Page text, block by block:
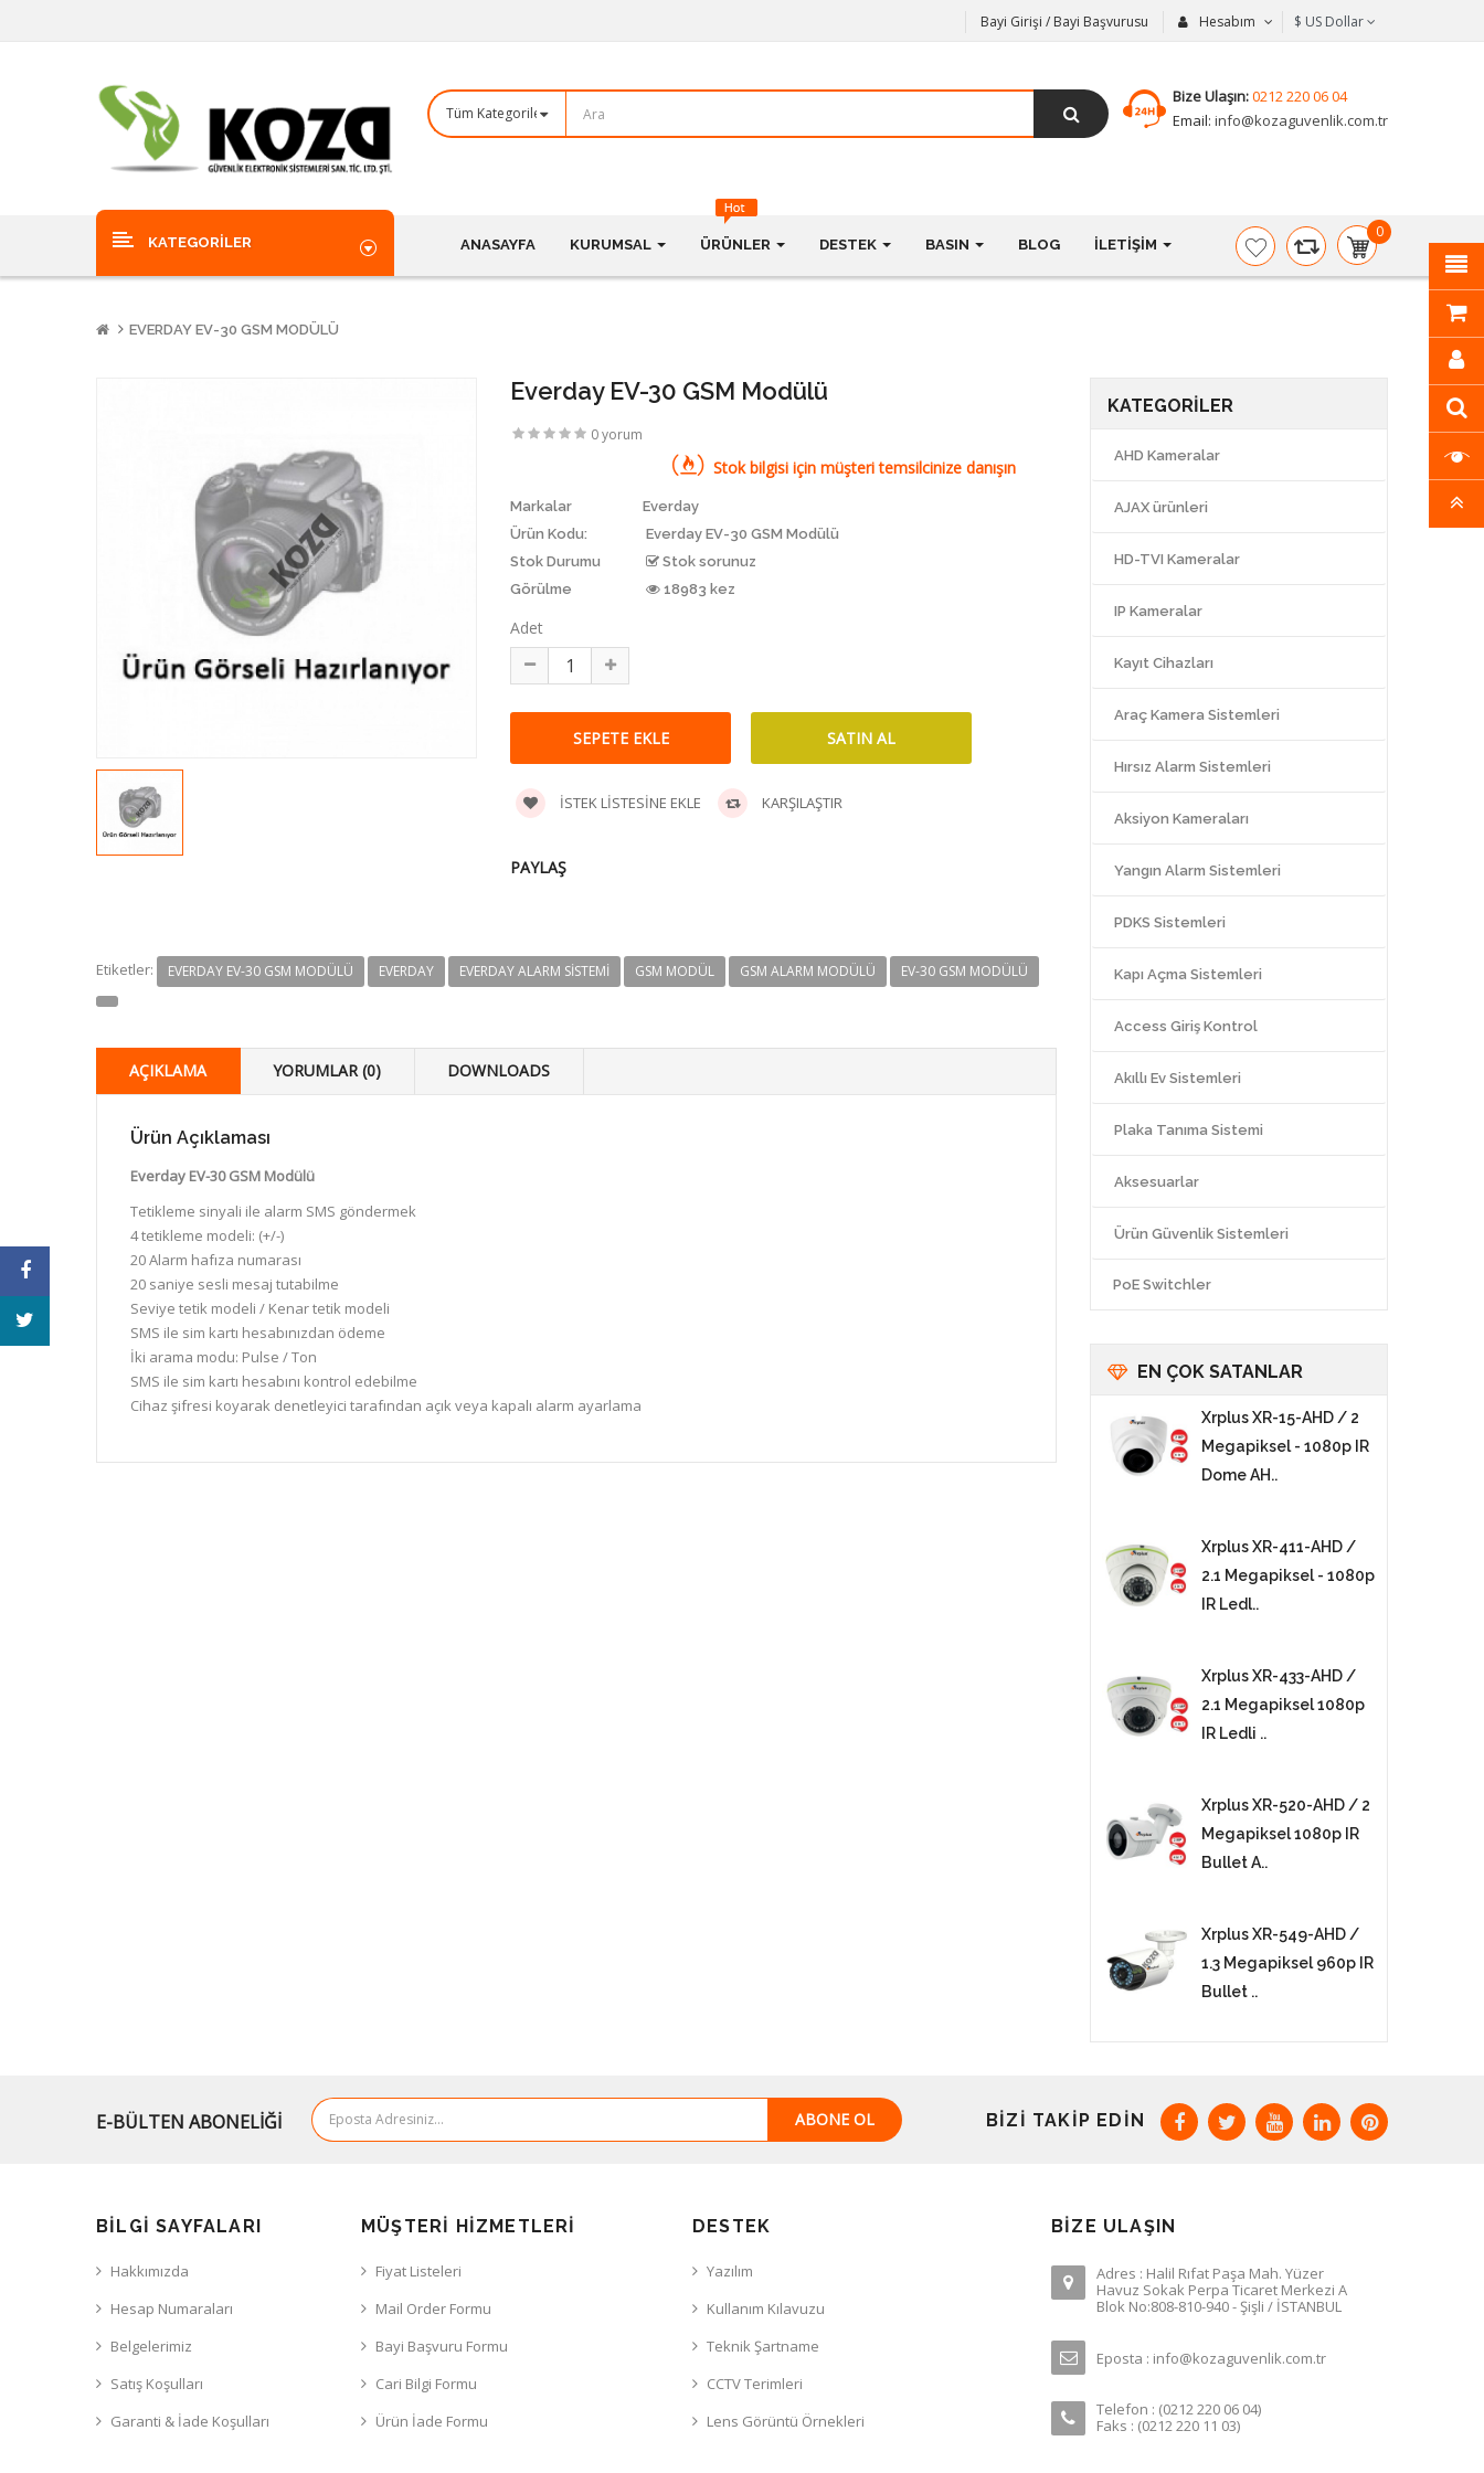
Bayi Girişi / Bayi Başvurusu Hesabım $ US Dollar
Bize Ulaşın:0212 220 06 04
Email: info@kozaguvenlik.com.tr
KATEGORILER ANASAYFA KURUMSAL ÜRÜNLER DESTEK BASIN BLOG İLETIŞIM
0
item(s)
-
EVERDAY EV-30 GSM MODÜLÜ
Everday EV-30 GSM Modülü
0 yorum
Stok bilgisi için müşteri temsilcinize danışın
Markalar
Everday
Ürün Kodu:
Everday EV-30 GSM Modülü
Stok Durumu
Stok sorunuz
Görülme
18983 kez
Adet
İSTEK LISTESINE EKLE KARŞILAŞTIR
PAYLAŞ
Etiketler: EVERDAY EV-30 GSM MODÜLÜ EVERDAY EVERDAY ALARM SISTEMI GSM MODÜL GSM ALARM MODÜLÜ EV-30 GSM MODÜLÜ
AÇIKLAMA YORUMLAR (0) DOWNLOADS
Ürün Açıklaması
Everday EV-30 GSM Modülü
Tetikleme sinyali ile alarm SMS göndermek
4 tetikleme modeli: (+/-)
20 Alarm hafıza numarası
20 saniye sesli mesaj tutabilme
Seviye tetik modeli / Kenar tetik modeli
SMS ile sim kartı hesabınızdan ödeme
İki arama modu: Pulse / Ton
SMS ile sim kartı hesabını kontrol edebilme
Cihaz şifresi koyarak denetleyici tarafından açık veya kapalı alarm ayarlama
KATEGORILER
AHD Kameralar
AJAX ürünleri
HD-TVI Kameralar
IP Kameralar
Kayıt Cihazları
Araç Kamera Sistemleri
Hırsız Alarm Sistemleri
Aksiyon Kameraları
Yangın Alarm Sistemleri
PDKS Sistemleri
Kapı Açma Sistemleri
Access Giriş Kontrol
Akıllı Ev Sistemleri
Plaka Tanıma Sistemi
Aksesuarlar
Ürün Güvenlik Sistemleri
PoE Switchler
EN ÇOK SATANLAR
Xrplus XR-15-AHD / 2
Megapiksel - 1080p IR
Dome AH..
Xrplus XR-411-AHD /
2.1 Megapiksel - 1080p
IR Ledl..
Xrplus XR-433-AHD /
2.1 Megapiksel 1080p
IR Ledli ..
Xrplus XR-520-AHD / 2
Megapiksel 1080p IR
Bullet A..
Xrplus XR-549-AHD /
1.3 Megapiksel 960p IR
Bullet ..
E-BÜLTEN ABONELİĞİ ABONE OL BIZI TAKIP EDIN
BILGI SAYFALARI
Hakkımızda
Hesap Numaraları
Belgelerimiz
Satış Koşulları
Garanti & İade Koşulları
MÜŞTERI HIZMETLERI
Fiyat Listeleri
Mail Order Formu
Bayi Başvuru Formu
Cari Bilgi Formu
Ürün İade Formu
DESTEK
Yazılım
Kullanım Kılavuzu
Teknik Şartname
CCTV Terimleri
Lens Görüntü Örnekleri
BIZE ULAŞIN
Adres : Halil Rıfat Paşa Mah. Yüzer
Havuz Sokak Perpa Ticaret Merkezi A
Blok No:808-810-940 - Şişli / İSTANBUL
Eposta : info@kozaguvenlik.com.tr
Telefon : (0212 220 06 04)
Faks : (0212 220 11 03)